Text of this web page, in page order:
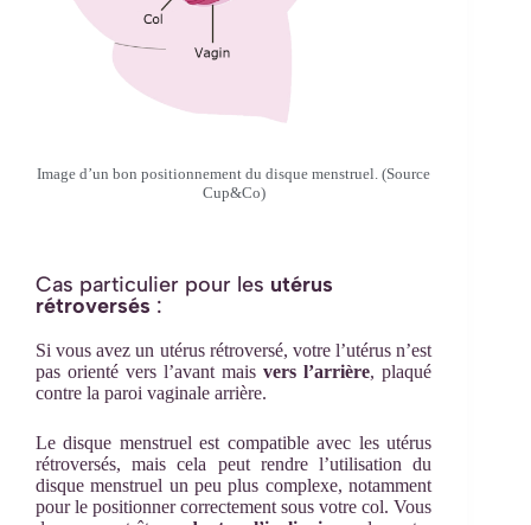
Image d’un bon positionnement du disque menstruel. (Source
Cup&Co)
Cas particulier pour les utérus
rétroversés :
Si vous avez un utérus rétroversé, votre l’utérus n’est
pas orienté vers l’avant maisvers l’arrière, plaqué
contre la paroi vaginale arrière.
Le disque menstruel est compatible avec les utérus
rétroversés, mais cela peut rendre l’utilisation du
disque menstruel un peu plus complexe, notamment
pour le positionner correctement sous votre col. Vous